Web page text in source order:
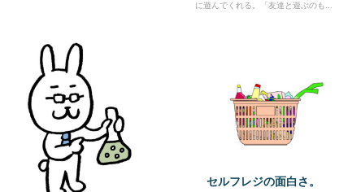
に遊んでくれる。「友達と遊ぶのも...
セルフレジの面白さ。